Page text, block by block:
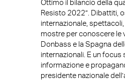
Ottimo il bilancio della
Resisto 2022”. Dibattiti,
internazionale, spettacoli,
mostre per conoscere le
Donbass e la Spagna
internazionali. E un focus
informazione e
presidente nazionale